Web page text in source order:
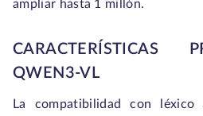
ampliar hasta 1 millón.
CARACTERÍSTICAS
QWEN3-VL
La compatibilidad con